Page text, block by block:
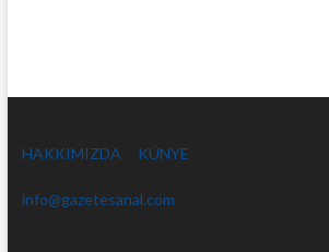
HAKKIMIZDA KÜNYE
info@gazetesanal.com